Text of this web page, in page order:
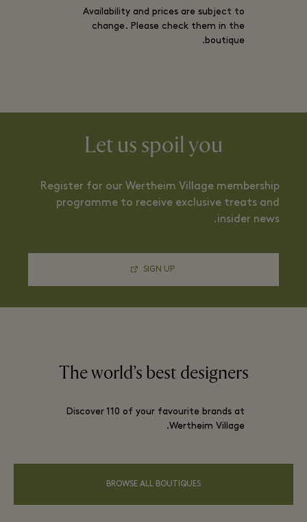
Availability and prices are subject to
change. Please check them in the
boutique.
Let us spoil you
Register for our Wertheim Village membership
programme to receive exclusive treats and
insider news.
SIGN UP
The world’s best designers
Discover 110 of your favourite brands at
Wertheim Village.
BROWSE ALL BOUTIQUES